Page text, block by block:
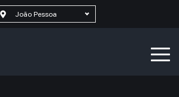
João Pessoa